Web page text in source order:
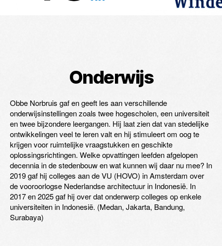
Onderwijs
Obbe Norbruis gaf en geeft les aan verschillende
onderwijsinstellingen zoals twee hogescholen, een universiteit
en twee bijzondere leergangen. Hij laat zien dat van stedelijke
ontwikkelingen veel te leren valt en hij stimuleert om oog te
krijgen voor ruimtelijke vraagstukken en geschikte
oplossingsrichtingen. Welke opvattingen leefden afgelopen
decennia in de stedenbouw en wat kunnen wij daar nu mee? In
2019 gaf hij colleges aan de VU (HOVO) in Amsterdam over
de vooroorlogse Nederlandse architectuur in Indonesië. In
2017 en 2025 gaf hij over dat onderwerp colleges op enkele
universiteiten in Indonesië. (Medan, Jakarta, Bandung,
Surabaya)